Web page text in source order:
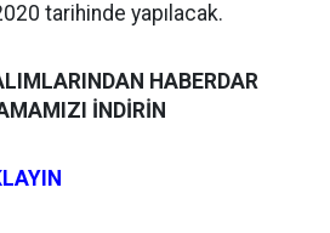
tarihinde yapılacak.
HABERDAR
İNDİRİN